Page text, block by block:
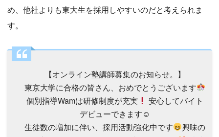
め、他社よりも東大生を採用しやすいのだと考えられま
す。
【オンライン塾講師募集のお知らせ。】
東京大学に合格の皆さん、おめでとうございます
個別指導Wamは研修制度が充実
安心してバイト
デビューできます☺
生徒数の増加に伴い、採用活動強化中です
興味の